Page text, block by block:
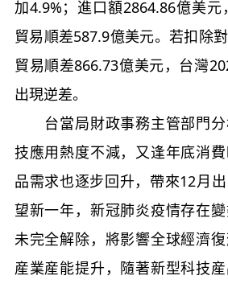
加4.9%；進口額2864.86億美元
貿易順差587.9億美元。若扣除
貿易順差866.73億美元，台灣
出現逆差。
台當局財政事務主管部門分
技應用熱度不減，又逢年底消
品需求也逐步回升，帶來12月
望新一年，新冠肺炎疫情存在
未完全解除，將影響全球經濟
産業産能提升，隨著新型科技